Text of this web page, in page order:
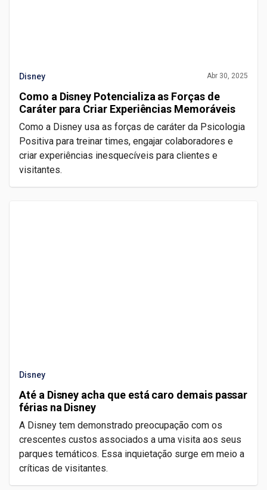
Disney Abr 30, 2025
Como a Disney Potencializa as Forças de
Caráter para Criar Experiências Memoráveis
Como a Disney usa as forças de caráter da Psicologia
Positiva para treinar times, engajar colaboradores e
criar experiências inesquecíveis para clientes e
visitantes.
Disney
Até a Disney acha que está caro demais passar
férias na Disney
A Disney tem demonstrado preocupação com os
crescentes custos associados a uma visita aos seus
parques temáticos. Essa inquietação surge em meio a
críticas de visitantes.